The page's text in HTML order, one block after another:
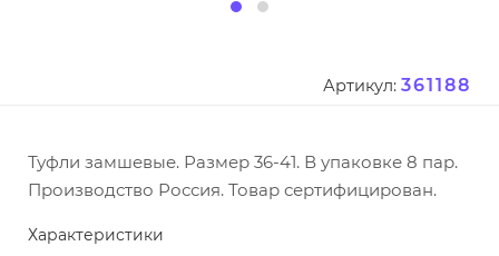
Артикул: 361188
Туфли замшевые. Размер 36-41. В упаковке 8 пар.
Производство Россия. Товар сертифицирован.
Характеристики